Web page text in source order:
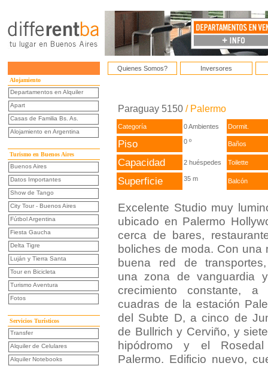
Quienes Somos? Inversores
Alojamiento
Departamentos en Alquiler
Apart
Casas de Familia Bs. As.
Alojamiento en Argentina
Turismo en Buenos Aires
Buenos Aires
Datos Importantes
Show de Tango
City Tour - Buenos Aires
Fútbol Argentina
Fiesta Gaucha
Delta Tigre
Luján y Tierra Santa
Tour en Bicicleta
Turismo Aventura
Fotos
Servicios Turísticos
Transfer
Alquiler de Celulares
Alquiler Notebooks
Paraguay 5150 / Palermo
Categoría 0 Ambientes Dormit.
0 º
Piso Baños
Capacidad 2 huéspedes Toilette
35 m
Superficie Balcón
Excelente Studio muy
ubicado en Palermo
cerca de bares,
boliches de moda. Con una
buena red de
una zona de vanguardia
crecimiento constante, a
cuadras de la estación
del Subte D, a cinco de
de Bullrich y Cerviño, y
hipódromo y el
Palermo. Edificio nuevo,